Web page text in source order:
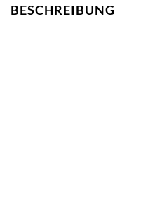
BESCHREIBUNG